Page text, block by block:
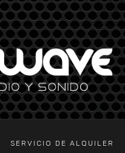
SERVICIO DE ALQUILER